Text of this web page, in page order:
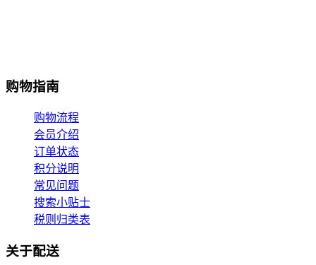
购物指南
购物流程
会员介绍
订单状态
积分说明
常见问题
搜索小贴士
税则归类表
关于配送